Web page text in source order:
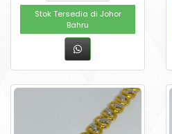
Stok Tersedia di Johor
Bahru